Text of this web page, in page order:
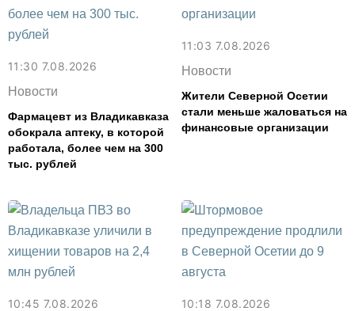
11:30 7.08.2026
Новости
Фармацевт из Владикавказа
обокрала аптеку, в которой
работала, более чем на 300
тыс. рублей
11:03 7.08.2026
Новости
Жители Северной Осетии
стали меньше жаловаться на
финансовые организации
10:45 7.08.2026
10:18 7.08.2026